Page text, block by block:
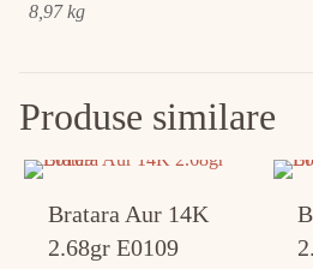
8,97 kg
Produse similare
Bratara Aur 14K
2.68gr E0109